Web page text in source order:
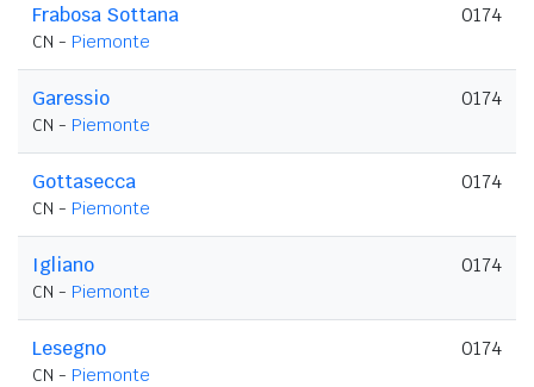
Frabosa Sottana
CN - Piemonte
0174
Garessio
CN - Piemonte
0174
Gottasecca
CN - Piemonte
0174
Igliano
CN - Piemonte
0174
Lesegno
CN - Piemonte
0174